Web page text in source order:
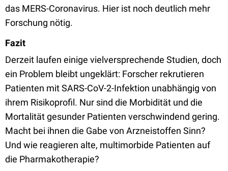
das MERS-Coronavirus. Hier ist noch deutlich mehr
Forschung nötig.
Fazit
Derzeit laufen einige vielversprechende Studien, doch
ein Problem bleibt ungeklärt: Forscher rekrutieren
Patienten mit SARS-CoV-2-Infektion unabhängig von
ihrem Risikoprofil. Nur sind die Morbidität und die
Mortalität gesunder Patienten verschwindend gering.
Macht bei ihnen die Gabe von Arzneistoffen Sinn?
Und wie reagieren alte, multimorbide Patienten auf
die Pharmakotherapie?